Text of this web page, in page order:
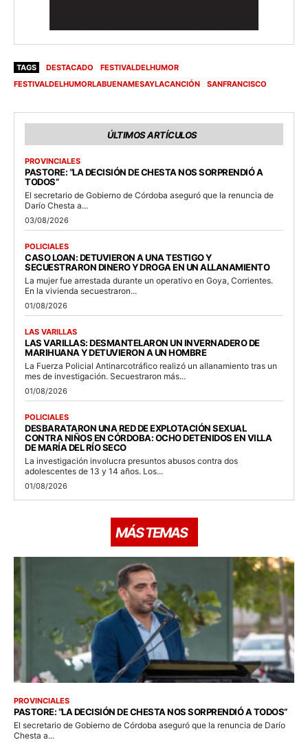
TAGS DESTACADO
FESTIVALDELHUMOR
FESTIVALDELHUMORLABUENAMESAYLACANCIÓN
SANFRANCISCO
ÚLTIMOS ARTÍCULOS
PROVINCIALES
PASTORE: “LA DECISIÓN DE CHESTA NOS SORPRENDIÓ A
TODOS”
El secretario de Gobierno de Córdoba aseguró que la renuncia de
Darío Chesta a...
03/08/2026
POLICIALES
CASO LOAN: DETUVIERON A UNA TESTIGO Y
SECUESTRARON DINERO Y DROGA EN UN ALLANAMIENTO
La mujer fue arrestada durante un operativo en Goya, Corrientes.
En la vivienda secuestraron...
01/08/2026
LAS VARILLAS
LAS VARILLAS: DESMANTELARON UN INVERNADERO DE
MARIHUANA Y DETUVIERON A UN HOMBRE
La Fuerza Policial Antinarcotráfico realizó un allanamiento tras un
mes de investigación. Secuestraron más...
01/08/2026
POLICIALES
DESBARATARON UNA RED DE EXPLOTACIÓN SEXUAL
CONTRA NIÑOS EN CÓRDOBA: OCHO DETENIDOS EN VILLA
DE MARÍA DEL RÍO SECO
La investigación involucra presuntos abusos contra dos
adolescentes de 13 y 14 años. Los...
01/08/2026
MÁS TEMAS
PROVINCIALES
PASTORE: “LA DECISIÓN DE CHESTA NOS SORPRENDIÓ A TODOS”
El secretario de Gobierno de Córdoba aseguró que la renuncia de Darío
Chesta a...